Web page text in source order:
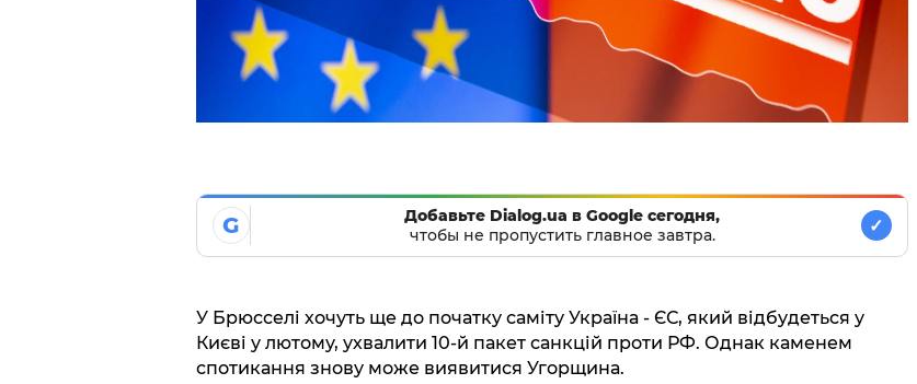
G
Добавьте Dialog.ua в Google сегодня,
чтобы не пропустить главное завтра.
✓
У Брюсселі хочуть ще до початку саміту Україна - ЄС, який відбудеться у
Києві у лютому, ухвалити 10-й пакет санкцій проти РФ. Однак каменем
спотикання знову може виявитися Угорщина.